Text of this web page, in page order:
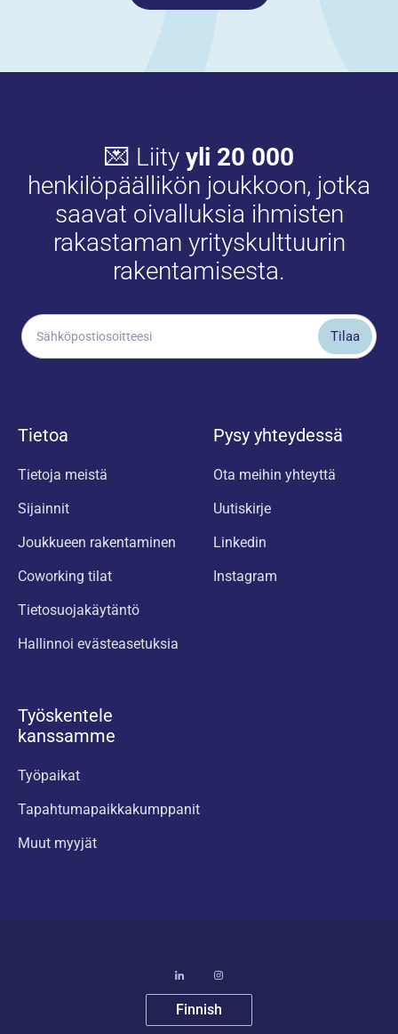
💌 Liity yli 20 000
henkilöpäällikön joukkoon, jotka
saavat oivalluksia ihmisten
rakastaman yrityskulttuurin
rakentamisesta.
Tietoa
Tietoja meistä
Sijainnit
Joukkueen rakentaminen
Coworking tilat
Tietosuojakäytäntö
Hallinnoi evästeasetuksia
Pysy yhteydessä
Ota meihin yhteyttä
Uutiskirje
Linkedin
Instagram
Työskentele
kanssamme
Työpaikat
Tapahtumapaikkakumppanit
Muut myyjät
Finnish